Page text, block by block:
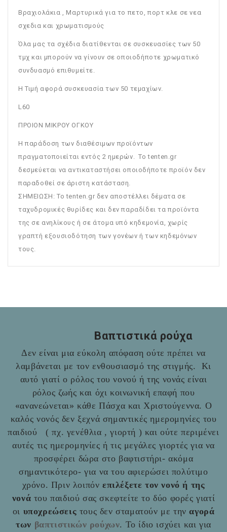
Bραχιολάκια , Μαρτυρικά για το πετο, πορτ κλε σε νεα
σχεδια και χρωματισμούς
Όλα μας τα σχέδια διατίθενται σε συσκευασίες των 50
τμχ και μπορούν να γίνουν σε οποιοδήποτε χρωματικό
συνδυασμό επιθυμείτε.
Η Τιμή αφορά συσκευασία των 50 τεμαχίων.
L60
ΠΡΟΙΟΝ ΜΙΚΡΟΥ ΟΓΚΟΥ
Η παράδοση των διαθέσιμων προϊόντων
πραγματοποιείται εντός 2 ημερών. Το tenten.gr
δεσμεύεται να αντικαταστήσει οποιοδήποτε προϊόν δεν
παραδοθεί σε άριστη κατάσταση.
ΣΗΜΕΙΩΣΗ: To tenten.gr δεν αποστέλλει δέματα σε
ταχυδρομικές θυρίδες και δεν παραδίδει τα προϊόντα
της σε ανηλίκους ή σε άτομα υπό κηδεμονία, χωρίς
γραπτή εξουσιοδότηση των γονέων ή των κηδεμόνων
τους.
Βαπτιστικά ρούχα
Δεν είναι μια εύκολη απόφαση ούτε πρέπει να
λαμβάνεται με τον ενθουσιασμό της στιγμής. Κι
αυτό γιατί ο ρόλος του νονού ή της νονάς είναι
ρόλος ζωής και όχι κοινωνική επαφή που
«ανανεώνεται» κάθε Πάσχα και Χριστούγεννα. Ο
καλός νονός δεν ξεχνά σημαντικές ημερομηνίες του
παιδιού ( πχ. γενέθλια , γιορτή ) και ούτε περιμένει
αυτές τις ημερομηνίες ή τις μεγάλες γιορτές για να
προσφέρει δώρα στο βαφτιστήρι- ακόμα
σημαντικότερο- για να του αφιερώσει πολύτιμο
χρόνο. Πριν λοιπόν επιλέξετε τον νονό ή της
νονά του παιδιού σας σκεφτείτε το δύο φορές γιατί
οι υποχρεώσεις τους δεν σταματούν με τηναγορά
των βαπτιστικών ρούχων. Το ίδιο ισχύει και για